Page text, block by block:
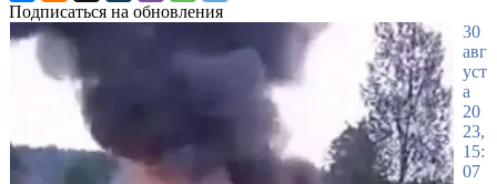
Подписаться на обновления
30
авг
уст
а
20
23,
15:
07